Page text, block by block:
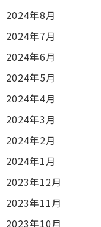
2024年8月
2024年7月
2024年6月
2024年5月
2024年4月
2024年3月
2024年2月
2024年1月
2023年12月
2023年11月
2023年10月